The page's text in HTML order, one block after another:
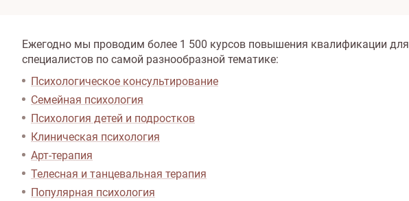
Ежегодно мы проводим более 1 500 курсов повышения квалификации для
специалистов по самой разнообразной тематике:
Психологическое консультирование
Семейная психология
Психология детей и подростков
Клиническая психология
Арт-терапия
Телесная и танцевальная терапия
Популярная психология